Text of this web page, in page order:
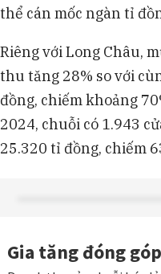
thể cán mốc ngàn tỉ
Riêng với Long Châu,
thu tăng 28% so với
đồng, chiếm khoảng
2024, chuỗi có 1.943
25.320 tỉ đồng, chiếm